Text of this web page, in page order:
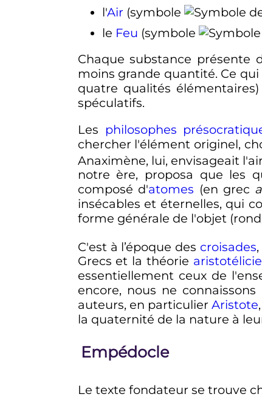
l'Air (symbole
le Feu (symbole
Chaque substance présente
moins grande quantité. Ce
quatre qualités
spéculatifs.
Les philosophes
chercher l'élément originel,
Anaximène, lui, envisageait
notre ère, proposa que les
composé d'atomes (en grec
insécables et éternelles, qui
forme générale de l'objet
C'est à l’époque des croisades
Grecs et la théorie
essentiellement ceux de
encore, nous ne
auteurs, en particulierAristote
la quaternité de la nature à
Empédocle
Le texte fondateur se trouve